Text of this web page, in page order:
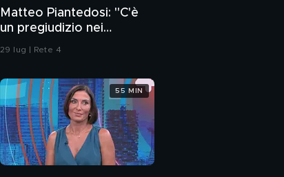
Matteo Piantedosi: "C'è
un pregiudizio nei
confronti della polizia"
29 lug | Rete 4
55 MIN